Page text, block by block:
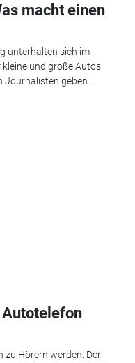
macht einen
unterhalten sich im
und große Autos
Journalisten geben...
zu Hörern werden. Der